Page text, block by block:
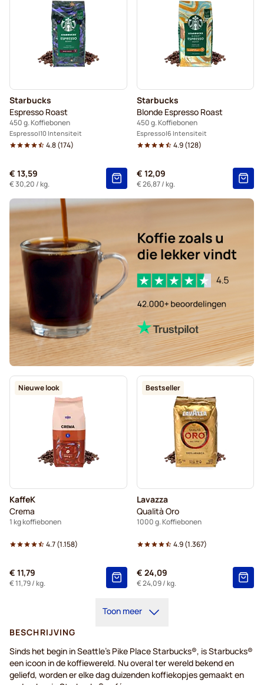
Starbucks®-koffiebonen Koffiebonen
Kaffekapslen koffiebonen
Starbucks
Espresso Roast
450 g. Koffiebonen
Espresso 10 Intensiteit
4.8(174)
€ 13,59
€ 30,20 / kg.
Starbucks
Blonde Espresso Roast
450 g. Koffiebonen
Espresso 6 Intensiteit
4.9(128)
€ 12,09
€ 26,87/ kg.
Nieuwe look
KaffeK
Crema
1 kg koffiebonen
4.7(1.158)
€ 11,79
€ 11,79/ kg.
Bestseller
Lavazza
Qualità Oro
1000 g. Koffiebonen
4.9(1.367)
€ 24,09
€ 24,09/ kg.
Toon meer
BESCHRIJVING
Sinds het begin in Seattle's Pike Place Starbucks®, is Starbucks®
een icoon in de koffiewereld. Nu overal ter wereld bekend en
geliefd, worden er elke dag duizenden koffiekopjes gemaakt en